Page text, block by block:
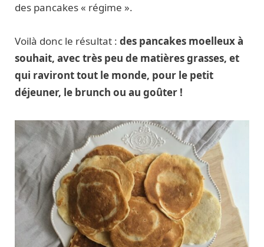
des pancakes « régime ».
Voilà donc le résultat : des pancakes moelleux à
souhait, avec très peu de matières grasses, et
qui raviront tout le monde, pour le petit
déjeuner, le brunch ou au goûter !